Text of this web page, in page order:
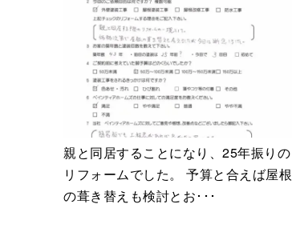
親と同居することになり、25年振りの
リフォームでした。 予算と合えば屋根
の葺き替えも検討とお･･･